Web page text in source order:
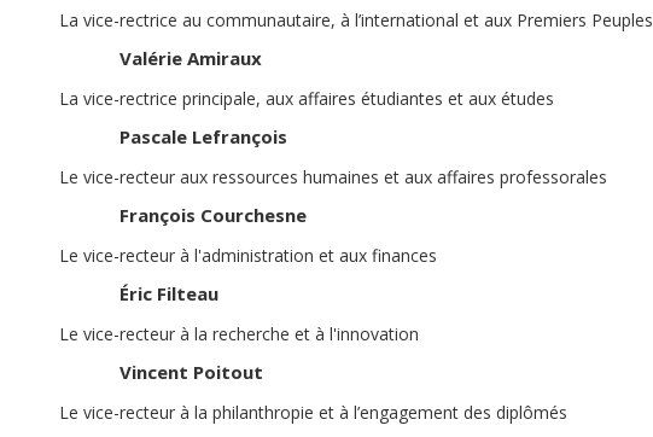
La vice-rectrice au communautaire, à l’international et aux Premiers Peuples
Valérie Amiraux
La vice-rectrice principale, aux affaires étudiantes et aux études
Pascale Lefrançois
Le vice-recteur aux ressources humaines et aux affaires professorales
François Courchesne
Le vice-recteur à l'administration et aux finances
Éric Filteau
Le vice-recteur à la recherche et à l'innovation
Vincent Poitout
Le vice-recteur à la philanthropie et à l’engagement des diplômés